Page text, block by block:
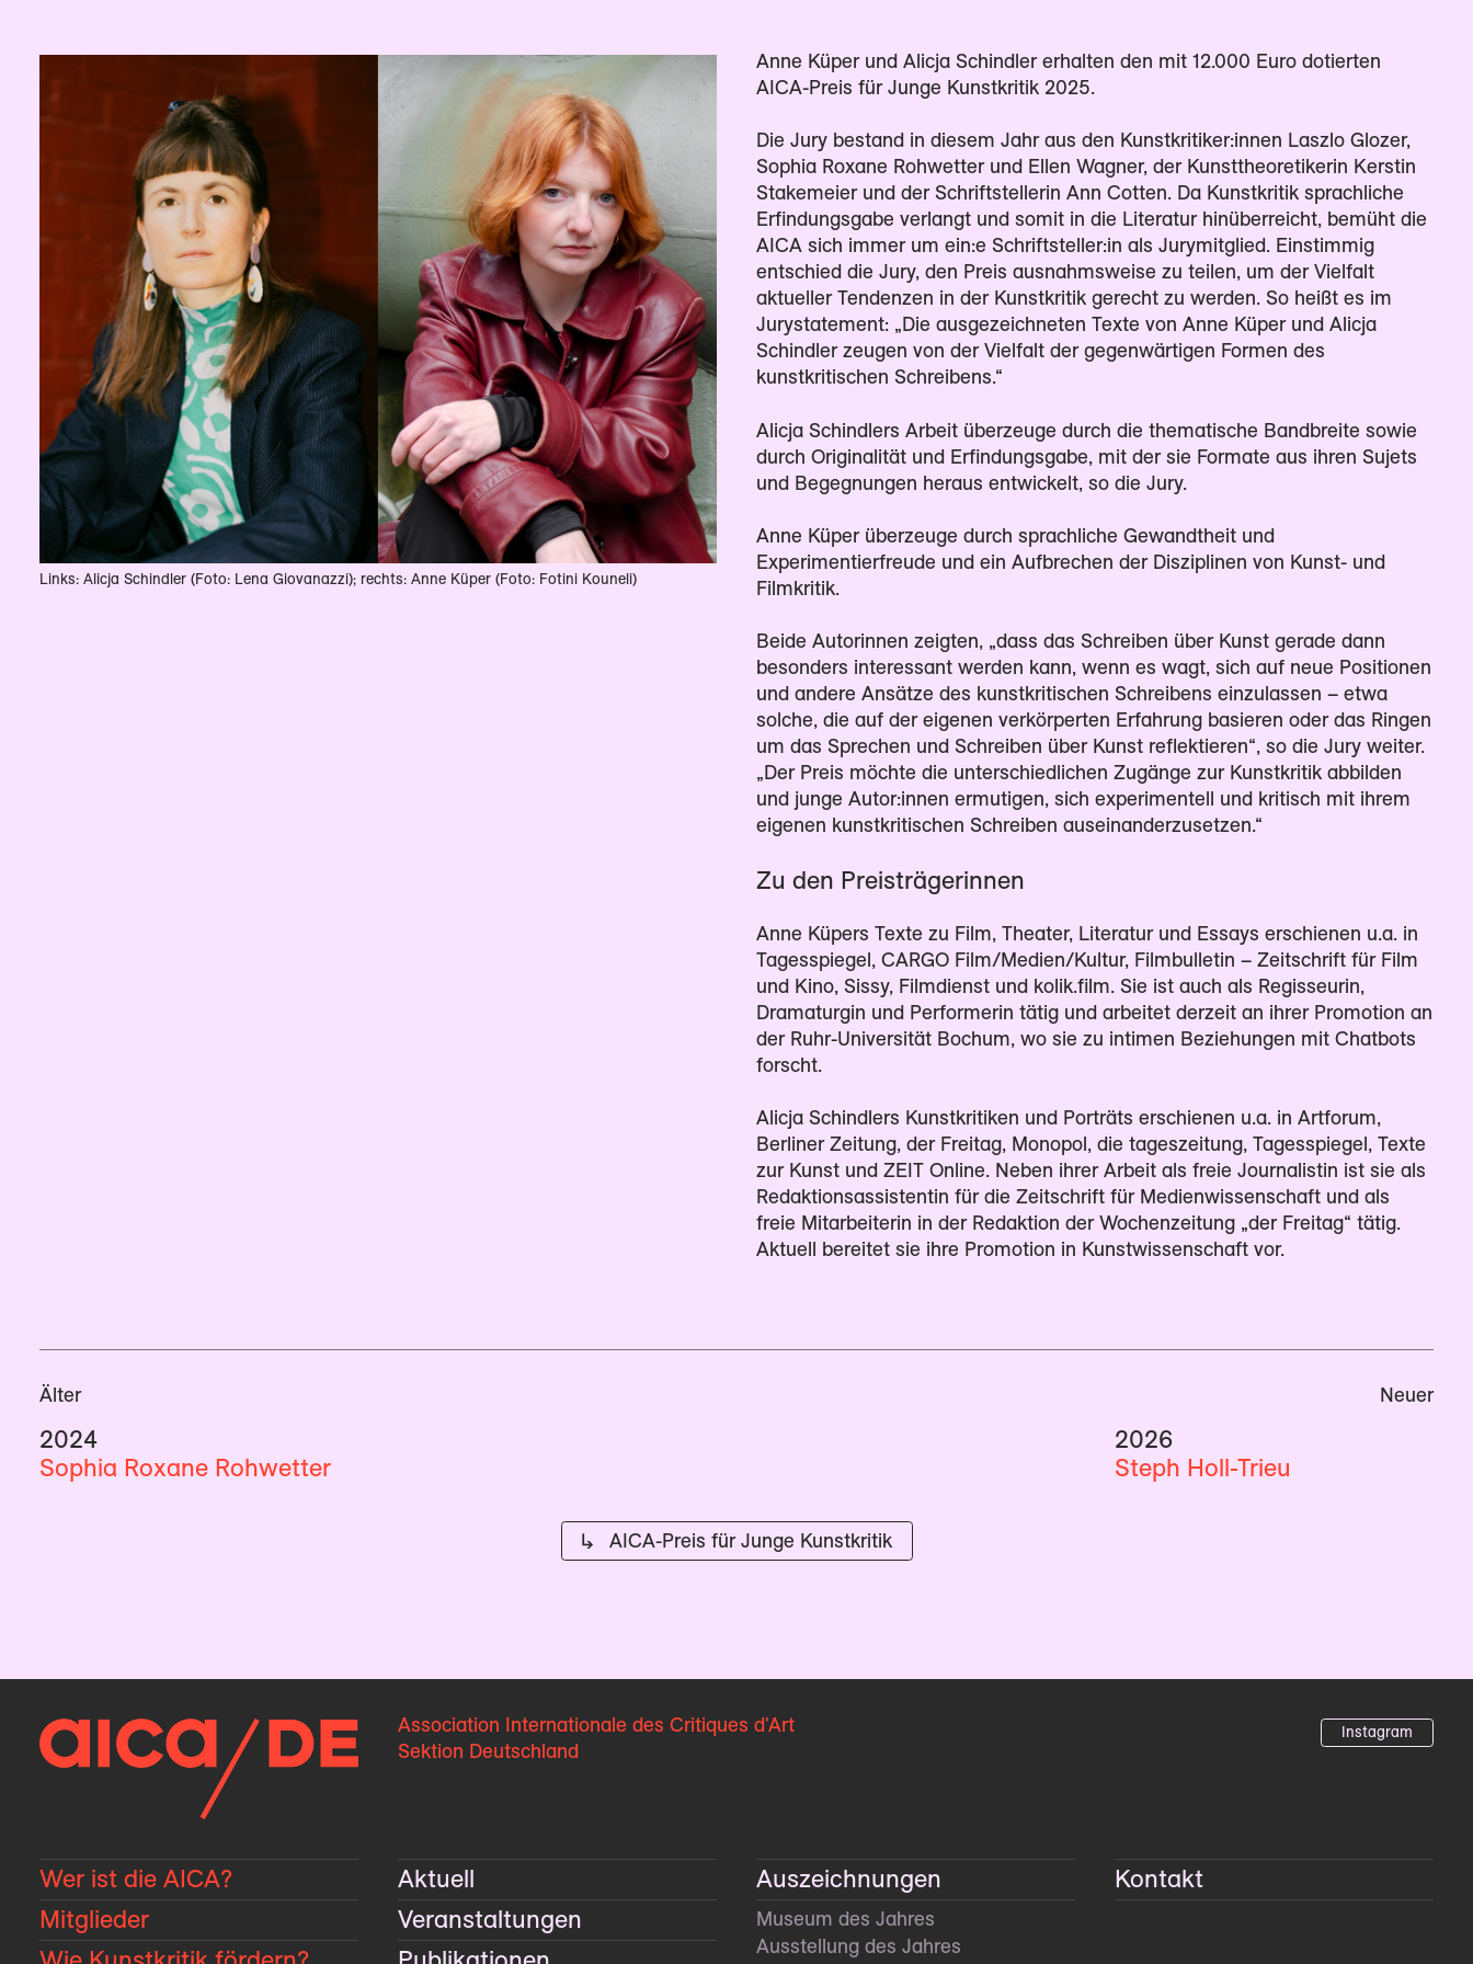
Links: Alicja Schindler (Foto: Lena Giovanazzi); rechts: Anne Küper (Foto: Fotini Kouneli)
Anne Küper und Alicja Schindler erhalten den mit 12.000 Euro dotierten
AICA-Preis für Junge Kunstkritik 2025.
Die Jury bestand in diesem Jahr aus den Kunstkritiker:innen Laszlo Glozer,
Sophia Roxane Rohwetter und Ellen Wagner, der Kunsttheoretikerin Kerstin
Stakemeier und der Schriftstellerin Ann Cotten. Da Kunstkritik sprachliche
Erfindungsgabe verlangt und somit in die Literatur hinüberreicht, bemüht die
AICA sich immer um ein:e Schriftsteller:in als Jurymitglied. Einstimmig
entschied die Jury, den Preis ausnahmsweise zu teilen, um der Vielfalt
aktueller Tendenzen in der Kunstkritik gerecht zu werden. So heißt es im
Jurystatement: „Die ausgezeichneten Texte von Anne Küper und Alicja
Schindler zeugen von der Vielfalt der gegenwärtigen Formen des
kunstkritischen Schreibens.“
Alicja Schindlers Arbeit überzeuge durch die thematische Bandbreite sowie
durch Originalität und Erfindungsgabe, mit der sie Formate aus ihren Sujets
und Begegnungen heraus entwickelt, so die Jury.
Anne Küper überzeuge durch sprachliche Gewandtheit und
Experimentierfreude und ein Aufbrechen der Disziplinen von Kunst- und
Filmkritik.
Beide Autorinnen zeigten, „dass das Schreiben über Kunst gerade dann
besonders interessant werden kann, wenn es wagt, sich auf neue Positionen
und andere Ansätze des kunstkritischen Schreibens einzulassen – etwa
solche, die auf der eigenen verkörperten Erfahrung basieren oder das Ringen
um das Sprechen und Schreiben über Kunst reflektieren“, so die Jury weiter.
„Der Preis möchte die unterschiedlichen Zugänge zur Kunstkritik abbilden
und junge Autor:innen ermutigen, sich experimentell und kritisch mit ihrem
eigenen kunstkritischen Schreiben auseinanderzusetzen.“
Zu den Preisträgerinnen
Anne Küpers Texte zu Film, Theater, Literatur und Essays erschienen u.a. in
Tagesspiegel, CARGO Film/Medien/Kultur, Filmbulletin – Zeitschrift für Film
und Kino, Sissy, Filmdienst und kolik.film. Sie ist auch als Regisseurin,
Dramaturgin und Performerin tätig und arbeitet derzeit an ihrer Promotion an
der Ruhr-Universität Bochum, wo sie zu intimen Beziehungen mit Chatbots
forscht.
Alicja Schindlers Kunstkritiken und Porträts erschienen u.a. in Artforum,
Berliner Zeitung, der Freitag, Monopol, die tageszeitung, Tagesspiegel, Texte
zur Kunst und ZEIT Online. Neben ihrer Arbeit als freie Journalistin ist sie als
Redaktionsassistentin für die Zeitschrift für Medienwissenschaft und als
freie Mitarbeiterin in der Redaktion der Wochenzeitung „der Freitag“ tätig.
Aktuell bereitet sie ihre Promotion in Kunstwissenschaft vor.
Älter
2024
Sophia Roxane Rohwetter
Neuer
2026
Steph Holl-Trieu
↳ AICA-Preis für Junge Kunstkritik
Association Internationale des Critiques d'Art
Sektion Deutschland
Instagram
Wer ist die AICA?
Mitglieder
Aktuell
Veranstaltungen
Auszeichnungen
Museum des Jahres
Ausstellung des Jahres
Kontakt